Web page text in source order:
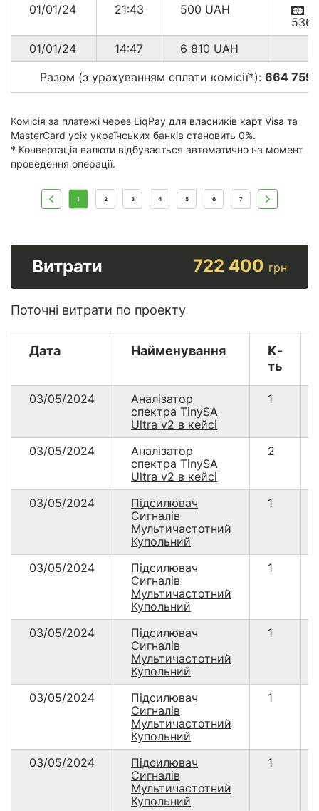
01/01/24 21:43 500 UAH
01/01/24
14:47 6 810 UAH
Разом (з урахуванням сплати комісії*): 664
Комісія за платежі через LiqPay для власників карт Visa та
MasterCard усіх українських банків становить 0%.
* Конвертація валюти відбувається автоматично на момент
проведення операції.
1 2 3 4 5 6 7
Витрати 722 400 грн
Поточні витрати по проекту
Дата Найменування
К-
ть
03/05/2024
Аналізатор
спектра TinySA
Ultra v2 в кейсі
1
03/05/2024
Аналізатор
спектра TinySA
Ultra v2 в кейсі
2
03/05/2024
Підсилювач
Сигналів
Мультичастотний
Купольний
1
03/05/2024
Підсилювач
Сигналів
Мультичастотний
Купольний
1
03/05/2024
Підсилювач
Сигналів
Мультичастотний
Купольний
1
03/05/2024
Підсилювач
Сигналів
Мультичастотний
Купольний
1
03/05/2024
Підсилювач
Сигналів
Мультичастотний
Купольний
1